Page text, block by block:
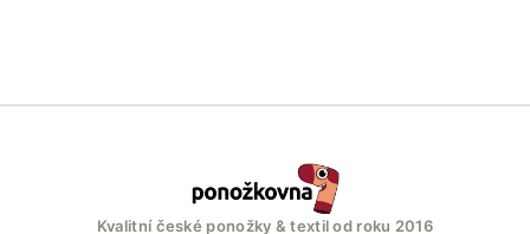
Kvalitní české ponožky & textil od roku 2016